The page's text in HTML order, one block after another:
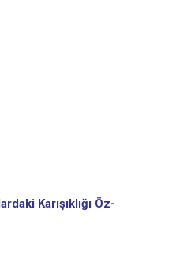
Karışıklığı Öz-